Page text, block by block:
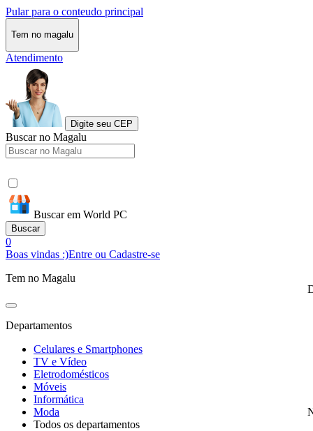
Pular para o conteudo principal
Tem no magalu
Atendimento
Digite seu CEP
Buscar no Magalu
Buscar em World PC
Buscar
0
Boas vindas :)Entre ou Cadastre-se
Tem no Magalu
Departamentos
Celulares e Smartphones
TV e Vídeo
Eletrodomésticos
Móveis
Informática
Moda
Todos os departamentos